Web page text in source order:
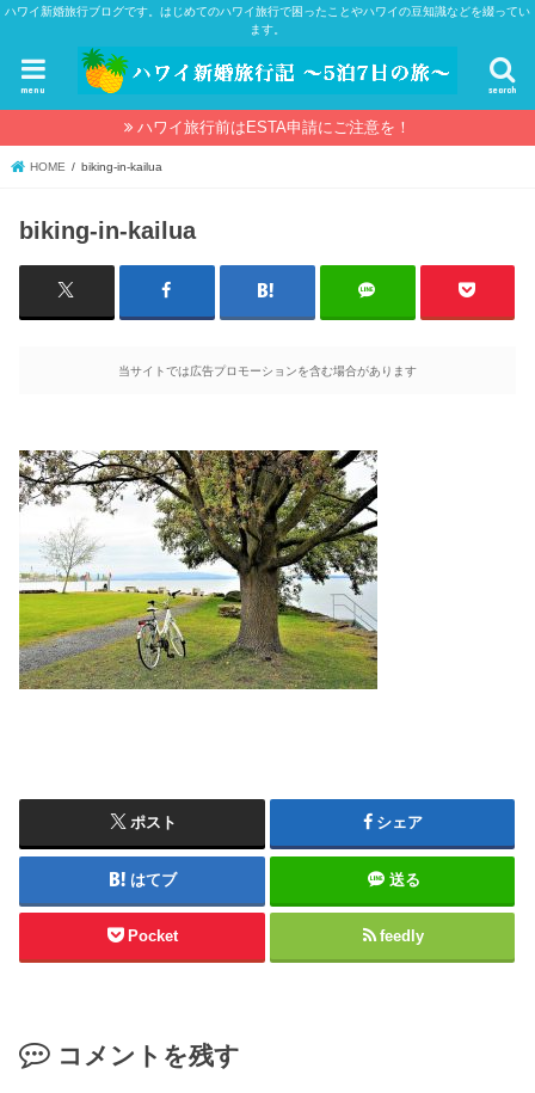
ハワイ新婚旅行ブログです。はじめてのハワイ旅行で困ったことやハワイの豆知識などを綴ってい
ます。
search
menu
ハワイ旅行前はESTA申請にご注意を！
HOME biking-in-kailua
biking-in-kailua
当サイトでは広告プロモーションを含む場合があります
ポスト シェア
はてブ 送る
Pocket feedly
コメントを残す